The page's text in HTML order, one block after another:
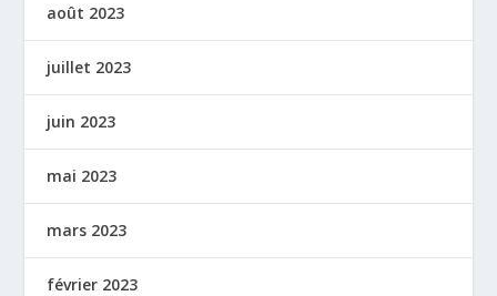
août 2023
juillet 2023
juin 2023
mai 2023
mars 2023
février 2023